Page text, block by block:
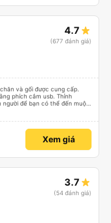
4.7
(677 đánh giá)
và gối được cung cấp.
phích cắm usb. Thỉnh
để bạn có thể đến muộn
và nói được một chút
Xem giá
3.7
(54 đánh giá)